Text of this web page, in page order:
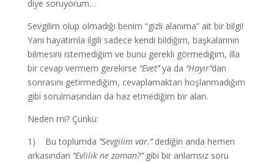
diye soruyorum…
Sevgilim olup olmadığı benim “gizli alanıma” ait bir bilgi!
Yani hayatımla ilgili sadece kendi bildiğim, başkalarının
bilmesini istemediğim ve bunu gerekli görmediğim, illa
bir cevap vermem gerekirse ‘‘Evet’’ya da ‘‘Hayır’’dan
sonrasını getirmediğim, cevaplamaktan hoşlanmadığım
gibi sorulmasından da haz etmediğim bir alan.
Neden mi? Çünkü:
1) Bu toplumda ‘‘Sevgilim var.’’dediğin anda hemen
arkasından ‘‘Evlilik ne zaman?’’gibi bir anlamsız soru